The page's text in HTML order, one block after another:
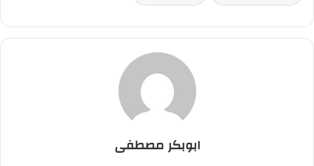
ابوبكر مصطفى